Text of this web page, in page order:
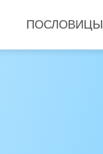
ПОСЛОВИЦЫ